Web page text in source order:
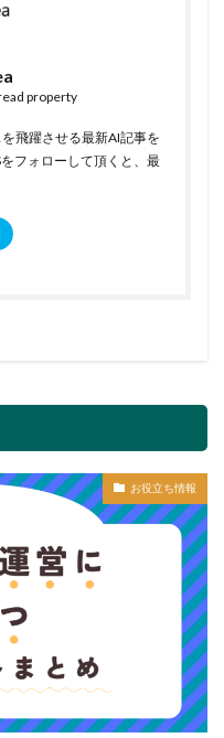
property
飛躍させる最新AI記事を
フォローして頂くと、最
お役立ち情報